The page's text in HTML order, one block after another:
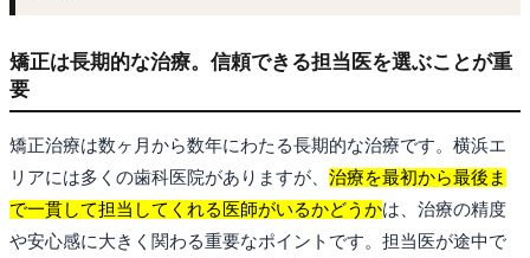
矯正は長期的な治療。信頼できる担当医を選ぶことが重
要
矯正治療は数ヶ月から数年にわたる長期的な治療です。横浜エ
リアには多くの歯科医院がありますが、 治療を最初から最後ま
で一貫して担当してくれる医師がいるかどうかは、治療の精度
や安心感に大きく関わる重要なポイントです。担当医が途中で